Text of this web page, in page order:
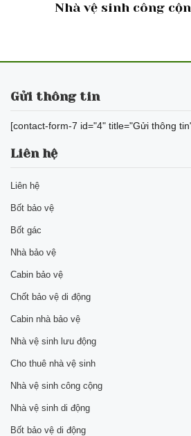
Nhà vệ sinh công
Gửi thông tin
[contact-form-7 id="4" title="Gửi thông
Liên hệ
Liên hệ
Bốt bảo vệ
Bốt gác
Nhà bảo vệ
Cabin bảo vệ
Chốt bảo vệ di động
Cabin nhà bảo vệ
Nhà vệ sinh lưu động
Cho thuê nhà vệ sinh
Nhà vệ sinh công cộng
Nhà vệ sinh di động
Bốt bảo vệ di động